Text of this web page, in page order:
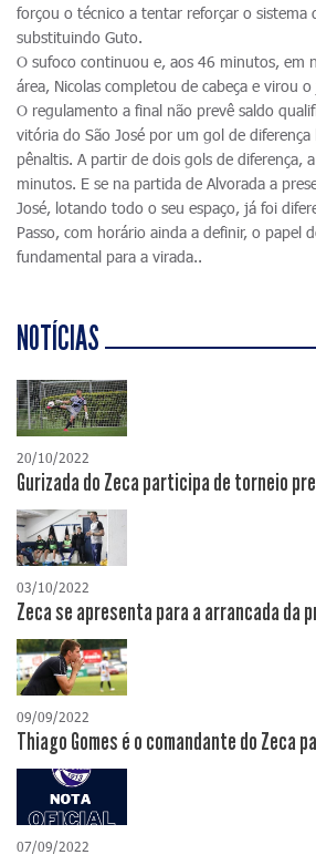
forçou o técnico a tentar reforçar o sistema
substituindo Guto.
O sufoco continuou e, aos 46 minutos, em
área, Nicolas completou de cabeça e virou
O regulamento a final não prevê saldo
vitória do São José por um gol de diferença
pênaltis. A partir de dois gols de diferença,
minutos. E se na partida de Alvorada a
José, lotando todo o seu espaço, já foi
Passo, com horário ainda a definir, o papel
fundamental para a virada..
NOTÍCIAS
20/10/2022
Gurizada do Zeca participa de torneio
03/10/2022
Zeca se apresenta para a arrancada da
09/09/2022
Thiago Gomes é o comandante do Zeca
07/09/2022